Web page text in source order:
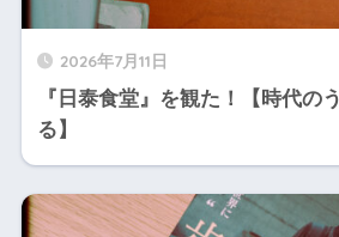
2026年7月11日
『日泰食堂』を観た！【時代の
る】